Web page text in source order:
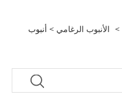
> الأنبوب الرغامي > أنبوب